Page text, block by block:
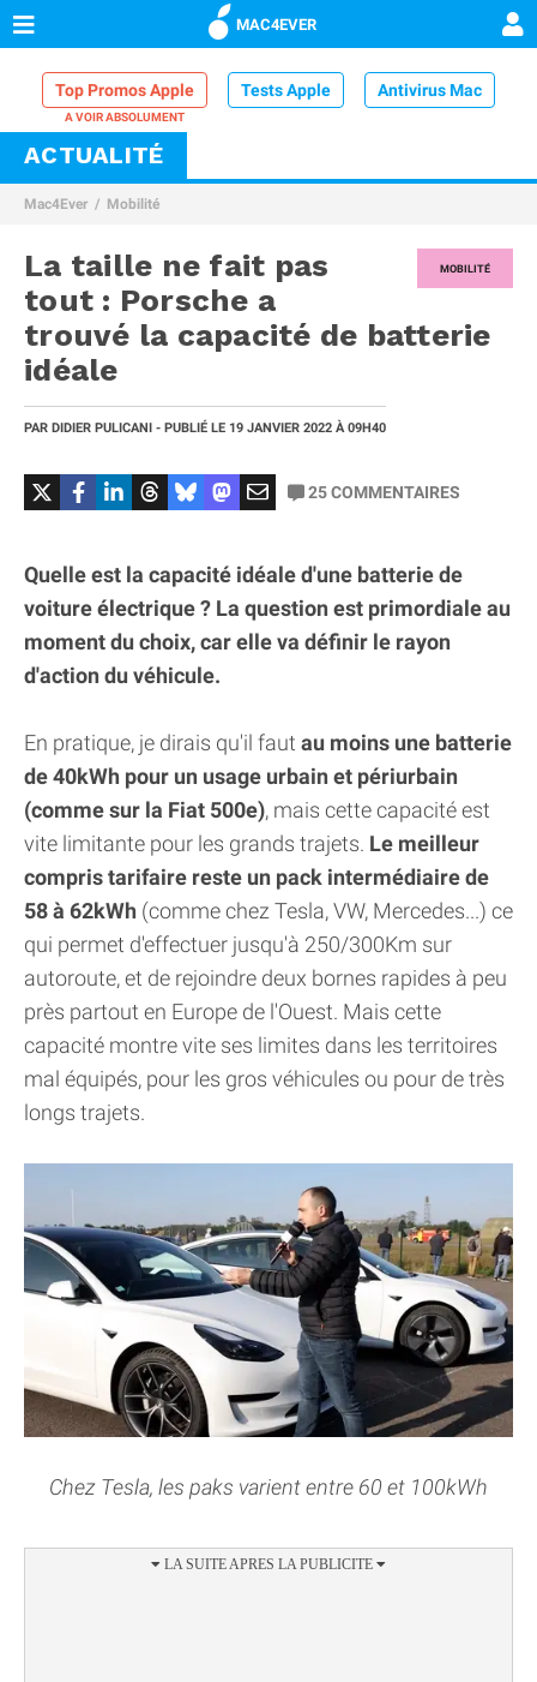
MAC4EVER
Top Promos Apple Tests Apple Antivirus Mac
VPN Mac
Comparatif iPhone
ACTUALITÉ
Mac4Ever Mobilité
MOBILITÉ
La taille ne fait pas
tout : Porsche a
trouvé la capacité de batterie
idéale
PAR DIDIER PULICANI - PUBLIÉ LE 19 JANVIER 2022 À 09H40
25COMMENTAIRES
Quelle est la capacité idéale d'une batterie de
voiture électrique ? La question est primordiale au
moment du choix, car elle va définir le rayon
d'action du véhicule.
En pratique, je dirais qu'il faut au moins une batterie
de 40kWh pour un usage urbain et périurbain
(comme sur la Fiat 500e), mais cette capacité est
vite limitante pour les grands trajets. Le meilleur
compris tarifaire reste un pack intermédiaire de
58 à 62kWh (comme chez Tesla, VW, Mercedes...) ce
qui permet d'effectuer jusqu'à 250/300Km sur
autoroute, et de rejoindre deux bornes rapides à peu
près partout en Europe de l'Ouest. Mais cette
capacité montre vite ses limites dans les territoires
mal équipés, pour les gros véhicules ou pour de très
longs trajets.
Chez Tesla, les paks varient entre 60 et 100kWh